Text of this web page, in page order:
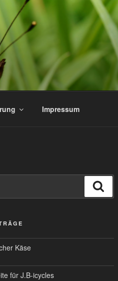
Impressum
Käse
für J.B-icycles